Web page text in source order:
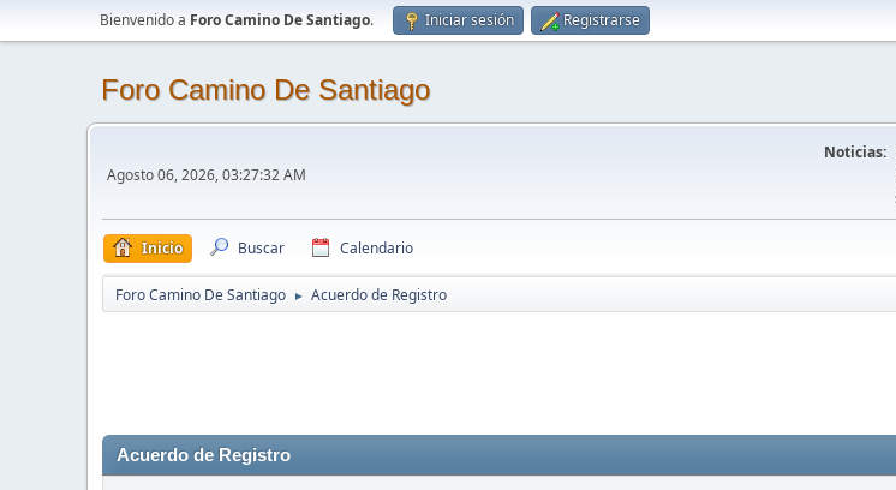
Bienvenido a Foro Camino De Santiago. Iniciar sesión Registrarse
Foro Camino De Santiago
Agosto 06, 2026, 03:27:32 AM
Noticias:
Inicio Buscar Calendario
Foro Camino De Santiago ► Acuerdo de Registro
Acuerdo de Registro